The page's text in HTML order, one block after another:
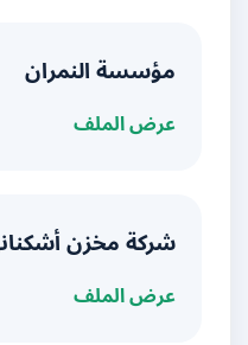
مؤسسة النمران
عرض الملف
شركة مخزن أشكناني
عرض الملف